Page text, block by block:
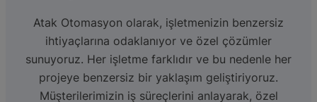
Atak Otomasyon olarak, işletmenizin benzersiz
ihtiyaçlarına odaklanıyor ve özel çözümler
sunuyoruz. Her işletme farklıdır ve bu nedenle her
projeye benzersiz bir yaklaşım geliştiriyoruz.
Müşterilerimizin iş süreçlerini anlayarak, özel